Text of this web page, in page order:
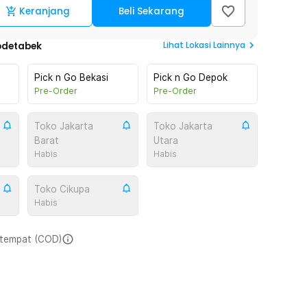
Keranjang Beli Sekarang
Lihat Lokasi Lainnya
Pick n Go Bekasi
Pre-Order
Pick n Go Depok
Pre-Order
Toko Jakarta
Barat
Habis
Toko Jakarta
Utara
Habis
Toko Cikupa
Habis
(COD)